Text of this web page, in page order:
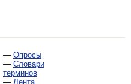
— Опросы
— Словари
терминов
— Лента